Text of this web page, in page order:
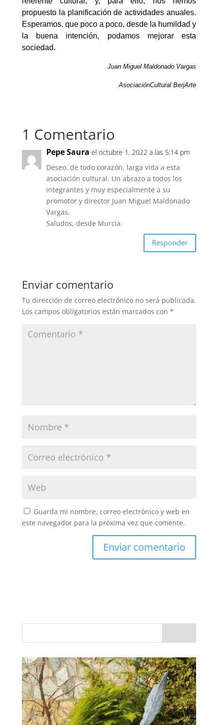
propuesto la planificación de actividades anuales.
Esperamos, que poco a poco, desde la humildad y
la buena intención, podamos mejorar esta
sociedad.
Juan Miguel Maldonado Vargas
AsociaciónCultural BerjArte
1 Comentario
Pepe Saura el octubre 1, 2022 a las 5:14 pm
Deseo, de todo corazón, larga vida a esta
asociación cultural. Un abrazo a todos los
integrantes y muy especialmente a su
promotor y director Juan Miguel Maldonado
Vargas.
Saludos, desde Murcia.
Responder
Enviar comentario
Tu dirección de correo electrónico no será publicada.
Los campos obligatorios están marcados con *
Guarda mi nombre, correo electrónico y web en
este navegador para la próxima vez que comente.